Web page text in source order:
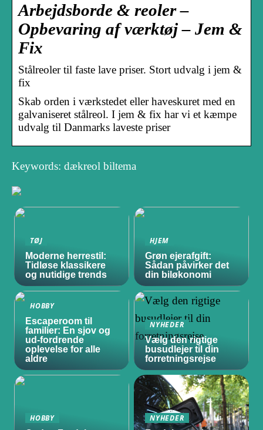
Arbejdsborde & reoler –
Opbevaring af værktøj – Jem &
Fix
Stålreoler til faste lave priser. Stort udvalg i jem &
fix
Skab orden i værkstedet eller haveskuret med en
galvaniseret stålreol. I jem & fix har vi et kæmpe
udvalg til Danmarks laveste priser
Keywords: dækreol biltema
TØJ
Moderne herrestil:
Tidløse klassikere
og nutidige trends
HJEM
Grøn ejerafgift:
Sådan påvirker det
din biløkonomi
HOBBY
Escaperoom til
familier: En sjov og
ud-fordrende
oplevelse for alle
aldre
NYHEDER
Vælg den rigtige
busudlejer til din
forretningsrejse
HOBBY NYHEDER